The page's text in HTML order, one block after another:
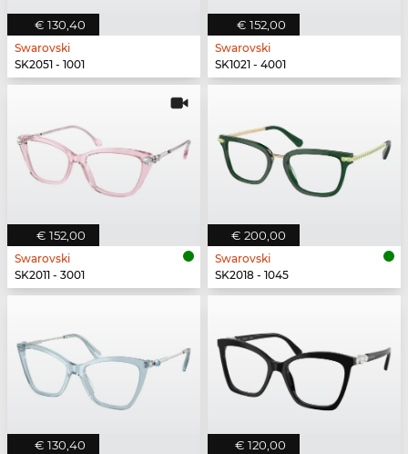
€ 130,40
Swarovski
SK2051 - 1001
€ 152,00
Swarovski
SK1021 - 4001
€ 152,00
Swarovski
SK2011 - 3001
€ 200,00
Swarovski
SK2018 - 1045
€ 130,40 € 120,00